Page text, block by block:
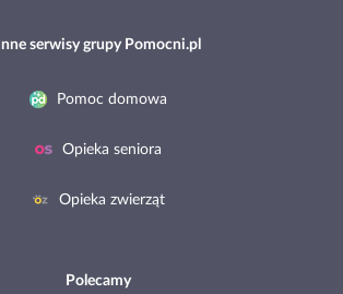
Inne serwisy grupy Pomocni.pl
Pomoc domowa
Opieka seniora
Opieka zwierząt
Polecamy